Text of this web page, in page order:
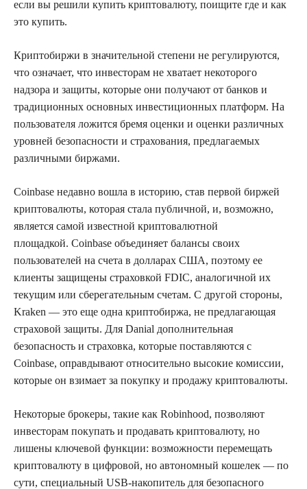
если вы решили купить криптовалюту, поищите где и как
это купить.
Криптобиржи в значительной степени не регулируются,
что означает, что инвесторам не хватает некоторого
надзора и защиты, которые они получают от банков и
традиционных основных инвестиционных платформ. На
пользователя ложится бремя оценки и оценки различных
уровней безопасности и страхования, предлагаемых
различными биржами.
Coinbase недавно вошла в историю, став первой биржей
криптовалюты, которая стала публичной, и, возможно,
является самой известной криптовалютной
площадкой. Coinbase объединяет балансы своих
пользователей на счета в долларах США, поэтому ее
клиенты защищены страховкой FDIC, аналогичной их
текущим или сберегательным счетам. С другой стороны,
Kraken — это еще одна криптобиржа, не предлагающая
страховой защиты. Для Danial дополнительная
безопасность и страховка, которые поставляются с
Coinbase, оправдывают относительно высокие комиссии,
которые он взимает за покупку и продажу криптовалюты.
Некоторые брокеры, такие как Robinhood, позволяют
инвесторам покупать и продавать криптовалюту, но
лишены ключевой функции: возможности перемещать
криптовалюту в цифровой, но автономный кошелек — по
сути, специальный USB-накопитель для безопасного